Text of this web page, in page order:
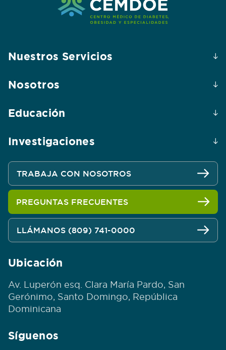
Nuestros Servicios
Nosotros
Educación
Investigaciones
TRABAJA CON NOSOTROS
PREGUNTAS FRECUENTES
LLÁMANOS (809) 741-0000
Ubicación
Av. Luperón esq. Clara María Pardo, San
Gerónimo, Santo Domingo, República
Dominicana
Síguenos